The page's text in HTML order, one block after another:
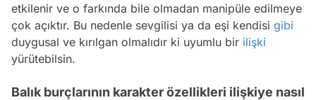
etkilenir ve o farkında bile olmadan manipüle edilmeye
çok açıktır. Bu nedenle sevgilisi ya da eşi kendisi gibi
duygusal ve kırılgan olmalıdır ki uyumlu bir ilişki
yürütebilsin.
Balık burçlarının karakter özellikleri ilişkiye nasıl